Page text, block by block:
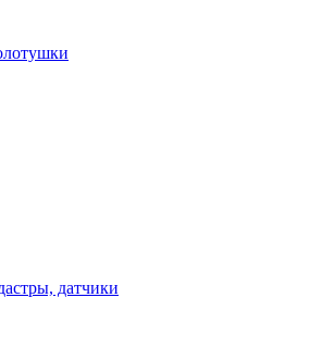
датчики